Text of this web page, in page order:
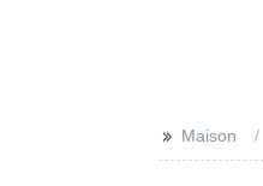
>> Maison